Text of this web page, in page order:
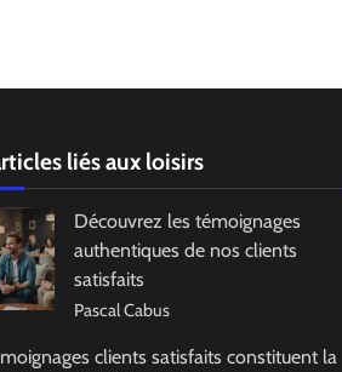
liés aux loisirs
Découvrez les témoignages
authentiques de nos clients
satisfaits
Pascal Cabus
clients satisfaits constituent la